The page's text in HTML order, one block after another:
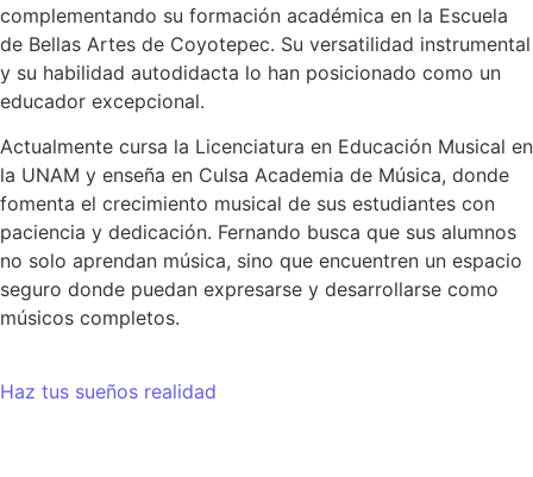
complementando su formación académica en la Escuela
de Bellas Artes de Coyotepec. Su versatilidad instrumental
y su habilidad autodidacta lo han posicionado como un
educador excepcional.
Actualmente cursa la Licenciatura en Educación Musical en
la UNAM y enseña en Culsa Academia de Música, donde
fomenta el crecimiento musical de sus estudiantes con
paciencia y dedicación. Fernando busca que sus alumnos
no solo aprendan música, sino que encuentren un espacio
seguro donde puedan expresarse y desarrollarse como
músicos completos.
Haz tus sueños realidad